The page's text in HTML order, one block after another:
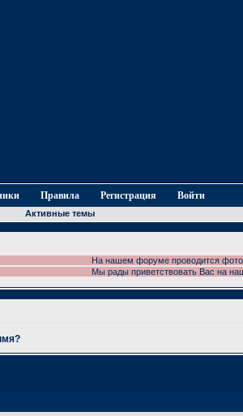
Правила Регистрация Войти
Активные темы
На нашем форуме проводится
Мы рады приветствовать Вас на